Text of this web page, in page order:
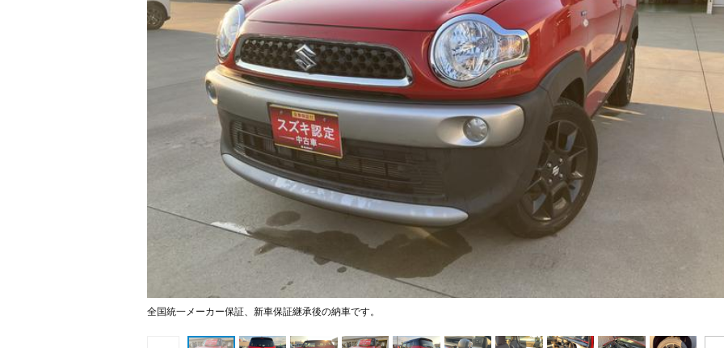
全国統一メーカー保証、新車保証継承後の納車です。